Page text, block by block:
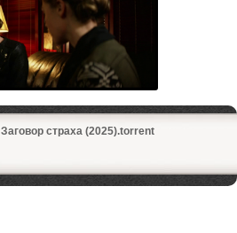
Заговор страха (2025).torrent